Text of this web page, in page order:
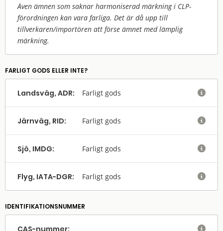
Även ämnen som saknar harmoniserad märkning i CLP-
förordningen kan vara farliga. Det är då upp till
tillverkaren/importören att förse ämnet med lämplig
märkning.
FARLIGT GODS ELLER INTE?
Landsväg, ADR: Farligt gods 
Järnväg, RID: Farligt gods 
Sjö, IMDG: Farligt gods 
Flyg, IATA-DGR: Farligt gods 
IDENTIFIKATIONSNUMMER
CAS-nummer: 